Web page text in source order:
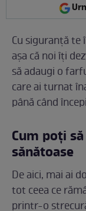
Cu siguranță te
așa că noi îți
să adaugi o
care ai turnat
până când
Cum poți
sănătoase
De aici, mai ai
tot ceea ce
printr-o